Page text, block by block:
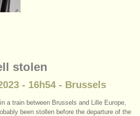
stolen
- 16h54 - Brussels
a train between Brussels and Lille Europe,
been stollen before the departure of the